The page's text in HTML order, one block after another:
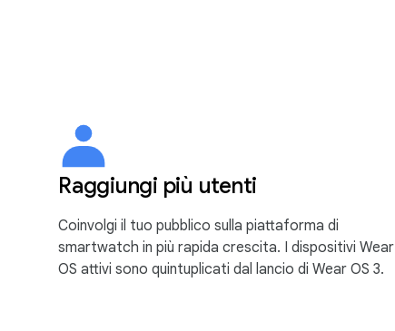
Raggiungi più utenti
Coinvolgi il tuo pubblico sulla piattaforma di
smartwatch in più rapida crescita. I dispositivi Wear
OS attivi sono quintuplicati dal lancio di Wear OS 3.